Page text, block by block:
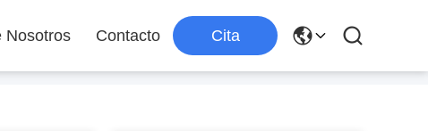
Nosotros Contacto Cita